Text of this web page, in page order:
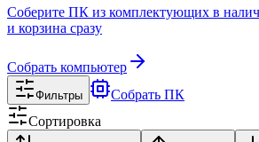
Соберите ПК из комплектующих в
и корзина сразу
Собрать компьютер
Фильтры
Собрать ПК
Сортировка